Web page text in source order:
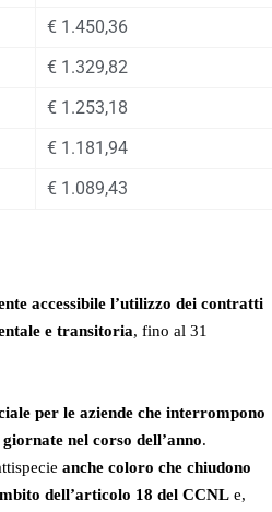
€ 1.450,36
€ 1.329,82
€ 1.253,18
€ 1.181,94
€ 1.089,43
accessibile l’utilizzo dei contratti
e transitoria, fino al 31
per le aziende che interrompono
nel corso dell’anno.
anche coloro che chiudono
dell’articolo 18 del CCNL e,